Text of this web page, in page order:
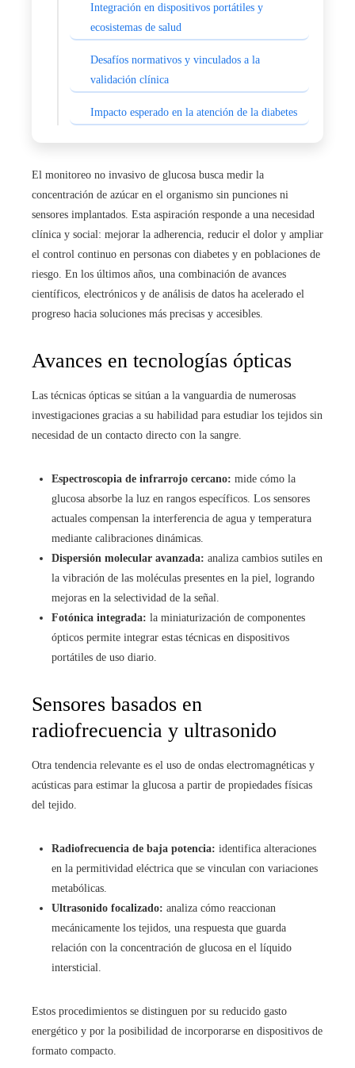
Integración en dispositivos portátiles y
ecosistemas de salud
Desafíos normativos y vinculados a la
validación clínica
Impacto esperado en la atención de la diabetes
El monitoreo no invasivo de glucosa busca medir la
concentración de azúcar en el organismo sin punciones ni
sensores implantados. Esta aspiración responde a una necesidad
clínica y social: mejorar la adherencia, reducir el dolor y ampliar
el control continuo en personas con diabetes y en poblaciones de
riesgo. En los últimos años, una combinación de avances
científicos, electrónicos y de análisis de datos ha acelerado el
progreso hacia soluciones más precisas y accesibles.
Avances en tecnologías ópticas
Las técnicas ópticas se sitúan a la vanguardia de numerosas
investigaciones gracias a su habilidad para estudiar los tejidos sin
necesidad de un contacto directo con la sangre.
Espectroscopia de infrarrojo cercano: mide cómo la
glucosa absorbe la luz en rangos específicos. Los sensores
actuales compensan la interferencia de agua y temperatura
mediante calibraciones dinámicas.
Dispersión molecular avanzada: analiza cambios sutiles en
la vibración de las moléculas presentes en la piel, logrando
mejoras en la selectividad de la señal.
Fotónica integrada: la miniaturización de componentes
ópticos permite integrar estas técnicas en dispositivos
portátiles de uso diario.
Sensores basados en
radiofrecuencia y ultrasonido
Otra tendencia relevante es el uso de ondas electromagnéticas y
acústicas para estimar la glucosa a partir de propiedades físicas
del tejido.
Radiofrecuencia de baja potencia: identifica alteraciones
en la permitividad eléctrica que se vinculan con variaciones
metabólicas.
Ultrasonido focalizado: analiza cómo reaccionan
mecánicamente los tejidos, una respuesta que guarda
relación con la concentración de glucosa en el líquido
intersticial.
Estos procedimientos se distinguen por su reducido gasto
energético y por la posibilidad de incorporarse en dispositivos de
formato compacto.